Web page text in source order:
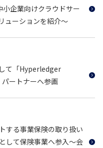
企業向けクラウドサー
ューションを紹介～
て「Hyperledger
ートナーへ参画
する事業保険の取り扱い
して保険事業へ参入～会